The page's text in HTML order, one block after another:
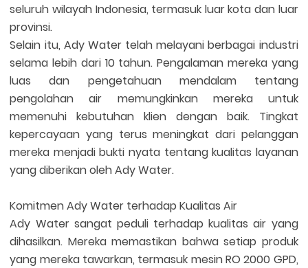
seluruh wilayah Indonesia, termasuk luar kota dan luar
provinsi.
Selain itu, Ady Water telah melayani berbagai industri
selama lebih dari 10 tahun. Pengalaman mereka yang
luas dan pengetahuan mendalam tentang
pengolahan air memungkinkan mereka untuk
memenuhi kebutuhan klien dengan baik. Tingkat
kepercayaan yang terus meningkat dari pelanggan
mereka menjadi bukti nyata tentang kualitas layanan
yang diberikan oleh Ady Water.
Komitmen Ady Water terhadap Kualitas Air
Ady Water sangat peduli terhadap kualitas air yang
dihasilkan. Mereka memastikan bahwa setiap produk
yang mereka tawarkan, termasuk mesin RO 2000 GPD,